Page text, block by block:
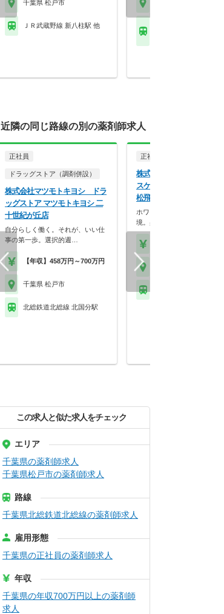
千葉県 松戸市
ＪＲ武蔵野線 新八柱駅 他
近隣の同じ路線の別の薬剤師求人
正社員
ドラッグストア（調剤併設）
株式会社マツモトキヨシ ドラ
ッグストア マツモトキヨシ 二
十世紀が丘店
自分らしく働く。それが、いい仕
事の第一歩。選択的週…
【年収】458万円～700万円
千葉県 松戸市
北総鉄道北総線 北国分駅
正社員
株式会社ココカラファイ
スケア ココカラファイ
松飛台店
ホワイト500認定のクリーン
境。身だしなみの自…
この求人と似た求人をチェック
エリア
千葉県の薬剤師求人
千葉県松戸市の薬剤師求人
路線
千葉県北総鉄道北総線の薬剤師求人
雇用形態
千葉県の正社員の薬剤師求人
年収
千葉県の年収700万円以上の薬剤師
求人